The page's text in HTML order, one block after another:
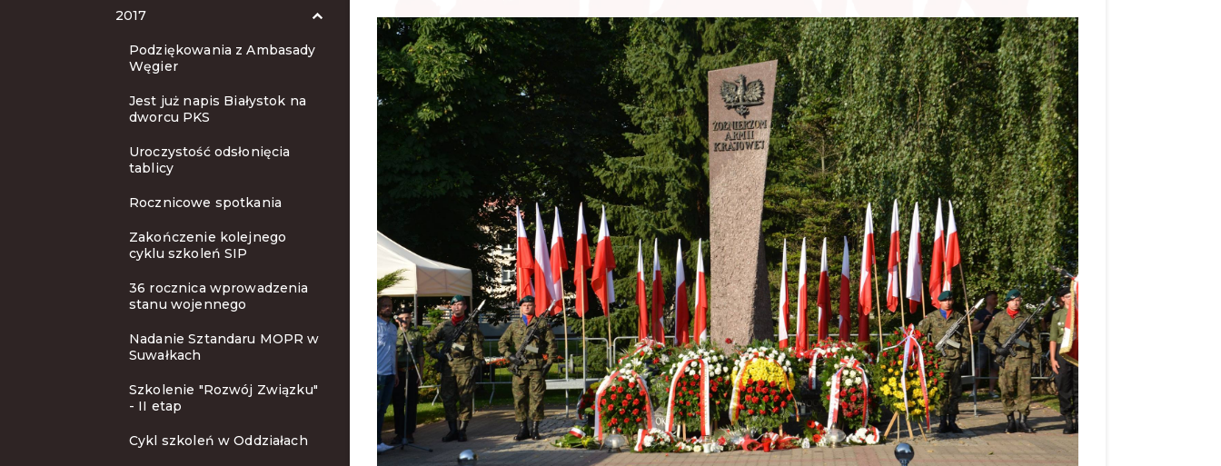
2017
Podziękowania z Ambasady
Węgier
Jest już napis Białystok na
dworcu PKS
Uroczystość odsłonięcia
tablicy
Rocznicowe spotkania
Zakończenie kolejnego
cyklu szkoleń SIP
36 rocznica wprowadzenia
stanu wojennego
Nadanie Sztandaru MOPR w
Suwałkach
Szkolenie "Rozwój Związku"
- II etap
Cykl szkoleń w Oddziałach